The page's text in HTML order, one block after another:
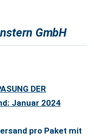
GmbH
DER
Januar 2024
pro Paket mit